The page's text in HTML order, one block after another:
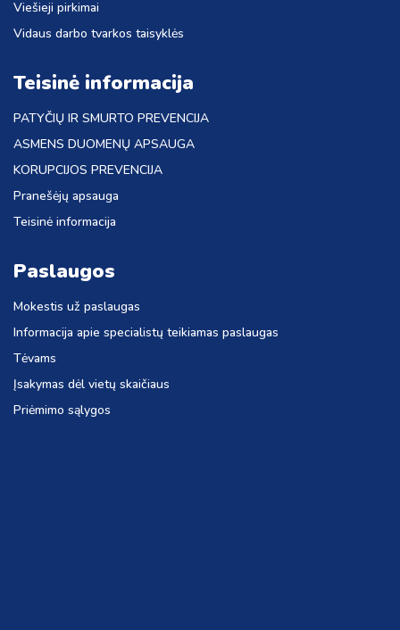
Viešieji pirkimai
Vidaus darbo tvarkos taisyklės
Teisinė informacija
PATYČIŲ IR SMURTO PREVENCIJA
ASMENS DUOMENŲ APSAUGA
KORUPCIJOS PREVENCIJA
Pranešėjų apsauga
Teisinė informacija
Paslaugos
Mokestis už paslaugas
Informacija apie specialistų teikiamas paslaugas
Tėvams
Įsakymas dėl vietų skaičiaus
Priėmimo sąlygos